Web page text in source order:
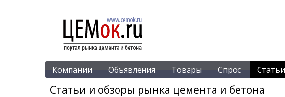
Компании Объявления Товары Спрос Статьи
Статьи и обзоры рынка цемента и бетона